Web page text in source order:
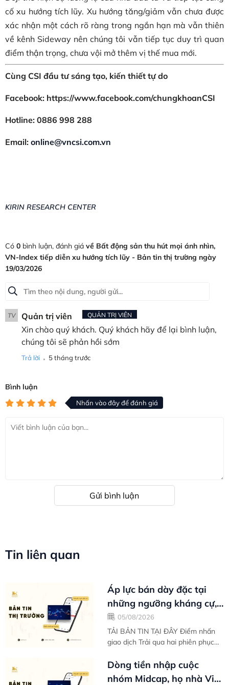
cố xu hướng tích lũy. Xu hướng tăng/giảm vẫn chưa được
xác nhận một cách rõ ràng trong ngắn hạn mà vẫn thiên
về kênh Sideway nên chúng tôi vẫn tiếp tục duy trì quan
điểm thận trọng, chưa vội mở thêm vị thế mua mới.
Cùng CSI đầu tư sáng tạo, kiến thiết tự do
Facebook: https://www.facebook.com/chungkhoanCSI
Hotline: 0886 998 288
Email: online@vncsi.com.vn
KIRIN RESEARCH CENTER
Có 0 bình luận, đánh giá về Bất động sản thu hút mọi ánh nhìn,
VN-Index tiếp diễn xu hướng tích lũy - Bản tin thị trường ngày
19/03/2026
TV Quản trị viên QUẢN TRỊ VIÊN
Xin chào quý khách. Quý khách hãy để lại bình luận,
chúng tôi sẽ phản hồi sớm
Trả lời . 5 tháng trước
Bình luận
Nhấn vào đây để đánh giá
Gửi bình luận
Tin liên quan
Áp lực bán dày đặc tại
những ngưỡng kháng cự,
VN-Index nghỉ chân sau
nỗ lực phục...
05/08/2026
TẢI BẢN TIN TẠI ĐÂY Điểm nhấn
giao dịch Trải qua hai phiên phục
tạm nghỉ chân khi áp lực chốt lời
có...
Dòng tiền nhập cuộc
nhóm Midcap, họ nhà Vin